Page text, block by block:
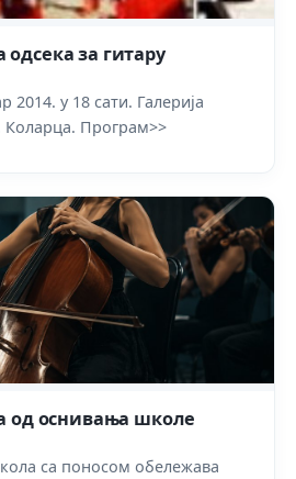
за гитару
2014. у 18 сати. Галерија
Програм>>
од оснивања школе
са поносом обележава